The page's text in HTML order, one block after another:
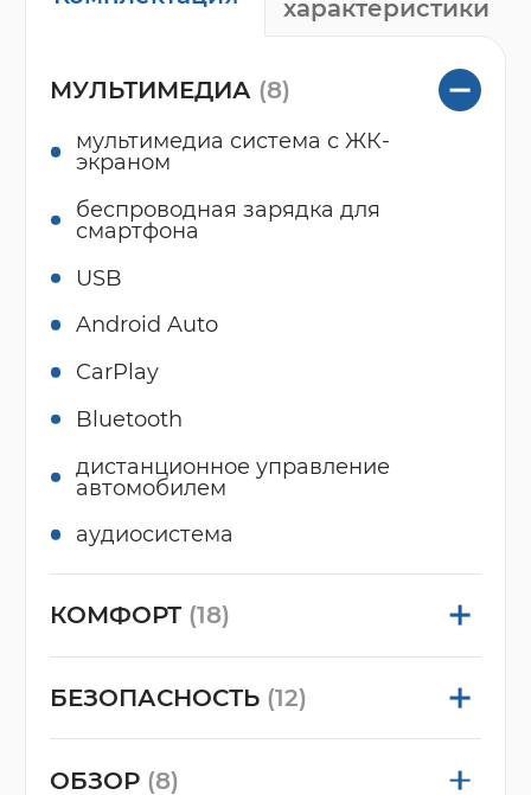
характеристики
МУЛЬТИМЕДИА (8)
мультимедиа система с ЖК-
экраном
беспроводная зарядка для
смартфона
USB
Android Auto
CarPlay
Bluetooth
дистанционное управление
автомобилем
аудиосистема
КОМФОРТ (18)
БЕЗОПАСНОСТЬ (12)
ОБЗОР (8)